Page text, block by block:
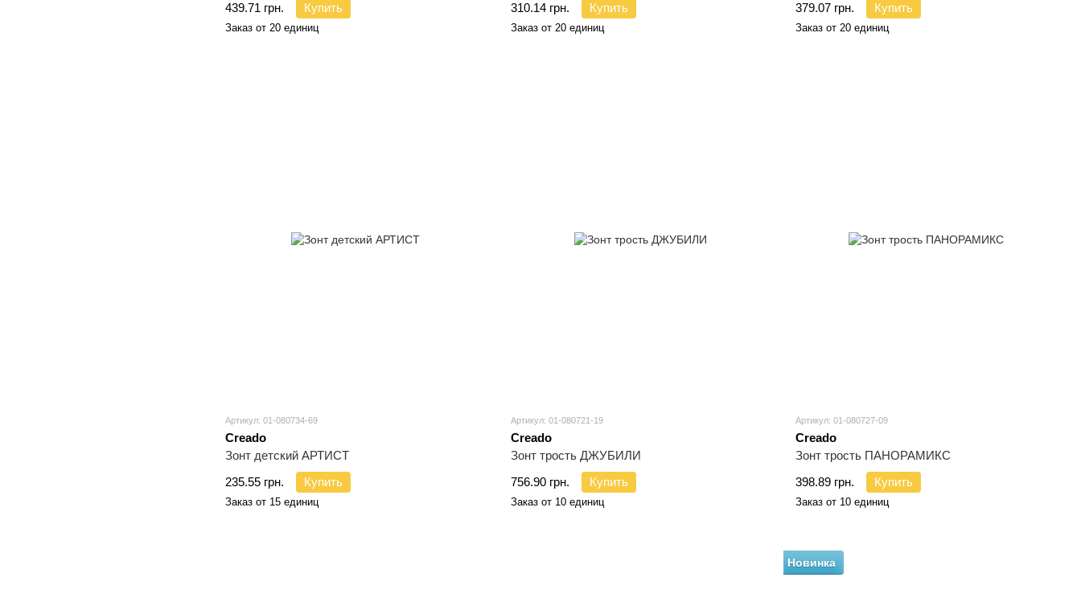
439.71 грн.
Купить
Заказ от 20 единиц
310.14 грн.
Купить
Заказ от 20 единиц
379.07 грн.
Купить
Заказ от 20 единиц
Артикул: 01-080734-69
Creado
Зонт детский АРТИСТ
235.55 грн.
Купить
Заказ от 15 единиц
Артикул: 01-080721-19
Creado
Зонт трость ДЖУБИЛИ
756.90 грн.
Купить
Заказ от 10 единиц
Артикул: 01-080727-09
Creado
Зонт трость ПАНОРАМИКС
398.89 грн.
Купить
Заказ от 10 единиц
Новинка